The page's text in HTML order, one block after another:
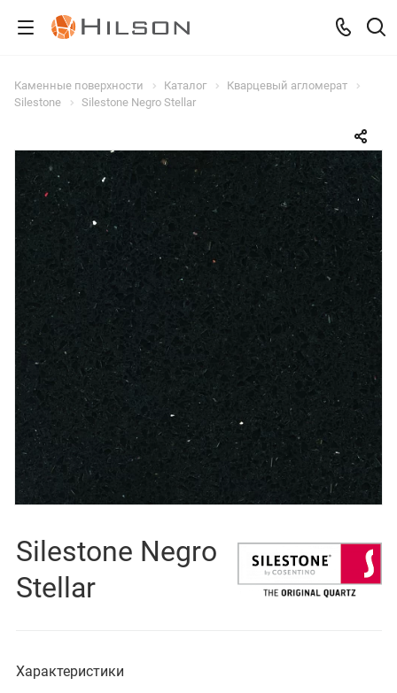
Каменные поверхности Каталог
Кварцевый агломерат
Silestone
Silestone Negro Stellar
Silestone Negro
Stellar
Характеристики